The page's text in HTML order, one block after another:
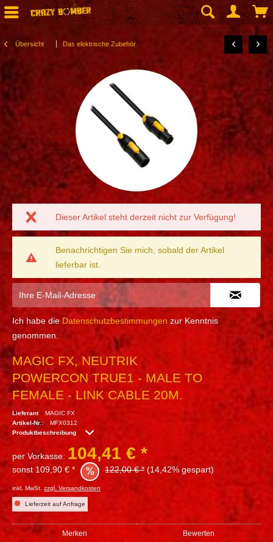
Übersicht Das elektrische Zubehör
Dieser Artikel steht derzeit nicht zur Verfügung!
Benachrichtigen Sie mich, sobald der Artikel
lieferbar ist.
Ich habe die Datenschutzbestimmungen zur Kenntnis
genommen.
MAGIC FX, NEUTRIK
POWERCON TRUE1 - MALE TO
FEMALE - LINK CABLE 20M.
Lieferant
MAGIC FX
Artikel-Nr.:
MFX0312
Produktbeschreibung
per Vorkasse: 104,41 € *
sonst 109,90 € * 122,00 € * (14,42% gespart)
inkl. MwSt. zzgl. Versandkosten
Lieferzeit auf Anfrage
Merken Bewerten